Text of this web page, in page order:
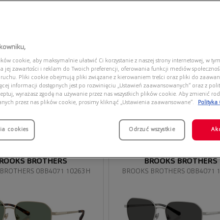
BROTHERS 0BB4071 10263H
BROTHERS
Przymierz
wirtualnie
BROOKS BROTHERS 0BB4071
BROOKS BROTHERS
cookie, aby maksymalnie ułatwić Ci korzystanie z naszej strony internetowej, w
jej zawartości i reklam do Twoich preferencji, oferowania funkcji mediów
Pliki cookie obejmują pliki związane z kierowaniem treści oraz pliki do
informacji dostępnych jest po rozwinięciu „Ustawień zaawansowanych” oraz z
wyrażasz zgodę na używanie przez nas wszystkich plików cookie. Aby zmienić
przez nas plików cookie, prosimy kliknąć „Ustawienia zaawansowane”.
Polityka
cookies Odrzuć wszystkie